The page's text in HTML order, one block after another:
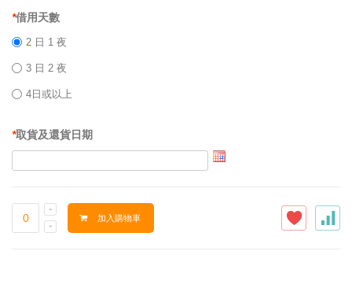
*借用天數
2 日 1 夜
3 日 2 夜
4日或以上
*取貨及還貨日期
加入購物車